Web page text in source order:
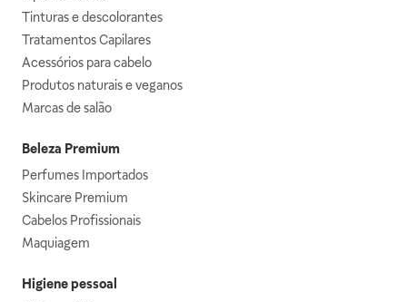
Tinturas e descolorantes
Tratamentos Capilares
Acessórios para cabelo
Produtos naturais e veganos
Marcas de salão
Beleza Premium
Perfumes Importados
Skincare Premium
Cabelos Profissionais
Maquiagem
Higiene pessoal